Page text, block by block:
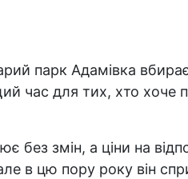
парк Адамівка
час для тих, хто
без змін, а ціни на
в цю пору року він